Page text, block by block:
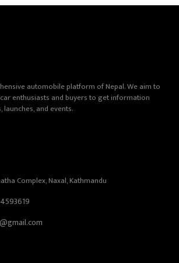
automobile platform of Nepal. We aim to
enthusiasts and buyers to get information
and events.
Complex, Naxal, Kathmandu